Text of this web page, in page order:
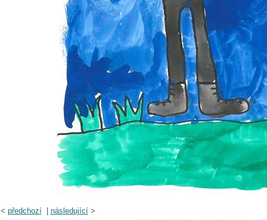
< předchozí| následující>